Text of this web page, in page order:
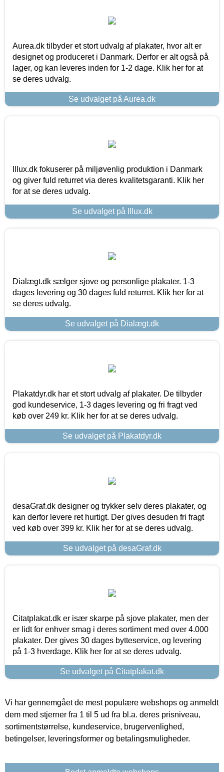
Aurea.dk tilbyder et stort udvalg af plakater, hvor alt er
designet og produceret i Danmark. Derfor er alt også på
lager, og kan leveres inden for 1-2 dage. Klik her for at
se deres udvalg.
Se udvalget på Aurea.dk
Illux.dk fokuserer på miljøvenlig produktion i Danmark
og giver fuld returret via deres kvalitetsgaranti. Klik her
for at se deres udvalg.
Se udvalget på Illux.dk
Dialægt.dk sælger sjove og personlige plakater. 1-3
dages levering og 30 dages fuld returret. Klik her for at
se deres udvalg.
Se udvalget på Dialægt.dk
Plakatdyr.dk har et stort udvalg af plakater. De tilbyder
god kundeservice, 1-3 dages levering og fri fragt ved
køb over 249 kr. Klik her for at se deres udvalg.
Se udvalget på Plakatdyr.dk
desaGraf.dk designer og trykker selv deres plakater, og
kan derfor levere ret hurtigt. Der gives desuden fri fragt
ved køb over 399 kr. Klik her for at se deres udvalg.
Se udvalget på desaGraf.dk
Citatplakat.dk er især skarpe på sjove plakater, men der
er lidt for enhver smag i deres sortiment med over 4.000
plakater. Der gives 30 dages bytteservice, og levering
på 1-3 hverdage. Klik her for at se deres udvalg.
Se udvalget på Citatplakat.dk
Vi har gennemgået de mest populære webshops og anmeldt
dem med stjerner fra 1 til 5 ud fra bl.a. deres prisniveau,
sortimentstørrelse, kundeservice, brugervenlighed,
betingelser, leveringsformer og betalingsmuligheder.